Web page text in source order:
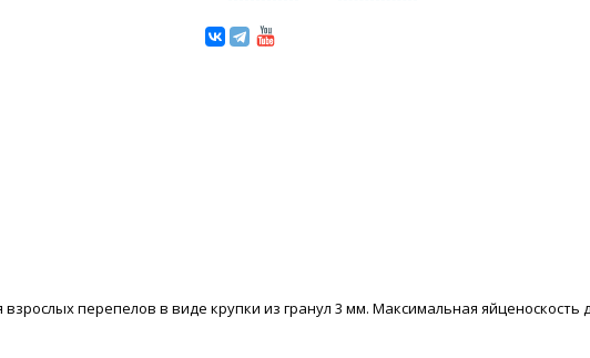
перепелов в виде крупки из гранул 3 мм. Максимальная яйценоскость